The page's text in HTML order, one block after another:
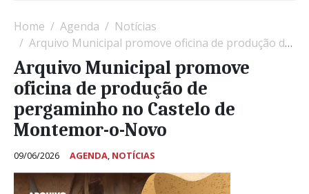
Home Agenda
Notícias
Arquivo Municipal promove oficina de produção de pergaminho no Castelo de Montemor-o-Novo
Arquivo Municipal promove
oficina de produção de
pergaminho no Castelo de
Montemor-o-Novo
09/06/2026 AGENDA, NOTÍCIAS